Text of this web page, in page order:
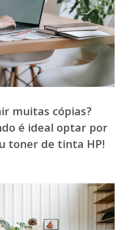
muitas cópias?
é ideal optar por
toner de tinta HP!